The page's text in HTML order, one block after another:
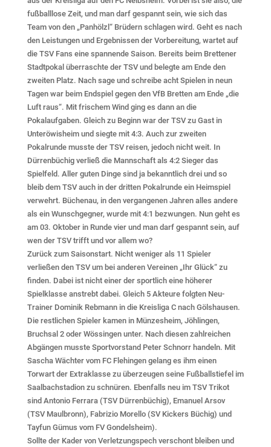
fußballlose Zeit, und man darf gespannt sein, wie sich das
Team von den „Panhölzl“ Brüdern schlagen wird. Geht es nach
den Leistungen und Ergebnissen der Vorbereitung, wartet auf
die TSV Fans eine spannende Saison. Bereits beim Brettener
Stadtpokal überraschte der TSV und belegte am Ende den
zweiten Platz. Nach sage und schreibe acht Spielen in neun
Tagen war beim Endspiel gegen den VfB Bretten am Ende „die
Luft raus“. Mit frischem Wind ging es dann an die
Pokalaufgaben. Gleich zu Beginn war der TSV zu Gast in
Unteröwisheim und siegte mit 4:3. Auch zur zweiten
Pokalrunde musste der TSV reisen, jedoch nicht weit. In
Dürrenbüchig verließ die Mannschaft als 4:2 Sieger das
Spielfeld. Aller guten Dinge sind ja bekanntlich drei und so
bleib dem TSV auch in der dritten Pokalrunde ein Heimspiel
verwehrt. Büchenau, in den vergangenen Jahren alles andere
als ein Wunschgegner, wurde mit 4:1 bezwungen. Nun geht es
am 03. Oktober in Runde vier und man darf gespannt sein, auf
wen der TSV trifft und vor allem wo?
Zurück zum Saisonstart. Nicht weniger als 11 Spieler
verließen den TSV um bei anderen Vereinen „Ihr Glück“ zu
finden. Dabei ist nicht einer der sportlich eine höherer
Spielklasse anstrebt dabei. Gleich 5 Akteure folgten Neu-
Trainer Dominik Rebmann in die Kreisliga C nach Gölshausen.
Die restlichen Spieler kamen in Münzesheim, Jöhlingen,
Bruchsal 2 oder Wössingen unter. Nach diesen zahlreichen
Abgängen musste Sportvorstand Peter Schnorr handeln. Mit
Sascha Wächter vom FC Flehingen gelang es ihm einen
Torwart der Extraklasse zu überzeugen seine Fußballstiefel im
Saalbachstadion zu schnüren. Ebenfalls neu im TSV Trikot
sind Antonio Ferrara (TSV Dürrenbüchig), Emanuel Arsov
(TSV Maulbronn), Fabrizio Morello (SV Kickers Büchig) und
Tayfun Gümus vom FV Gondelsheim).
Sollte der Kader von Verletzungspech verschont bleiben und